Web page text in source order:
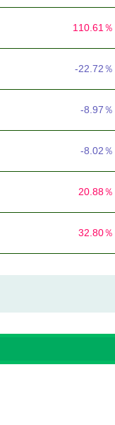
110.61％
-22.72％
-8.97％
-8.02％
20.88％
32.80％